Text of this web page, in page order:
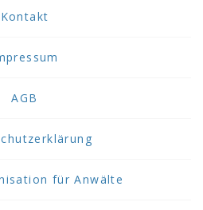
Kontakt
AGB
für Anwälte